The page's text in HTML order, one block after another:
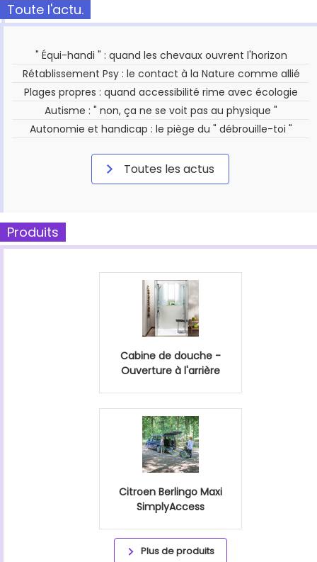
Toute l'actu.
" Équi-handi " : quand les chevaux ouvrent l'horizon
Rétablissement Psy : le contact à la Nature comme allié
Plages propres : quand accessibilité rime avec écologie
Autisme : " non, ça ne se voit pas au physique "
Autonomie et handicap : le piège du " débrouille-toi "
Toutes les actus
Produits
Cabine de douche -
Ouverture à l'arrière
Citroen Berlingo Maxi
SimplyAccess
Plus de produits